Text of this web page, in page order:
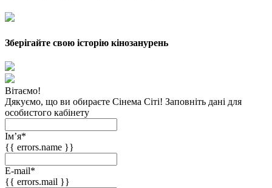
Зберігайте свою історію кінозанурень
Вітаємо!
Дякуємо, що ви обираєте Сінема Сіті! Заповніть дані для
особистого кабінету
Імʼя*
{{ errors.name }}
E-mail*
{{ errors.mail }}